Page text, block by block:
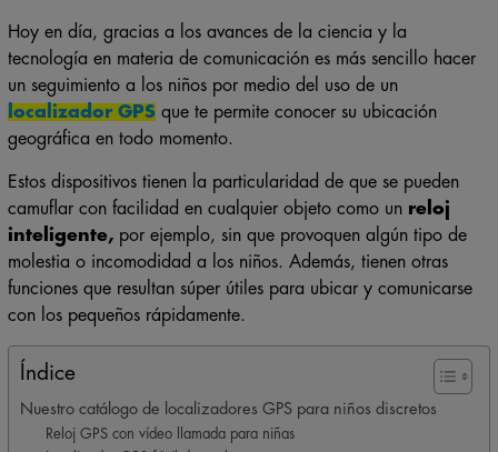
Hoy en día, gracias a los avances de la ciencia y la
tecnología en materia de comunicación es más sencillo hacer
un seguimiento a los niños por medio del uso de un
localizador GPS que te permite conocer su ubicación
geográfica en todo momento.
Estos dispositivos tienen la particularidad de que se pueden
camuflar con facilidad en cualquier objeto como un reloj
inteligente, por ejemplo, sin que provoquen algún tipo de
molestia o incomodidad a los niños. Además, tienen otras
funciones que resultan súper útiles para ubicar y comunicarse
con los pequeños rápidamente.
Índice
Nuestro catálogo de localizadores GPS para niños discretos
Reloj GPS con vídeo llamada para niñas